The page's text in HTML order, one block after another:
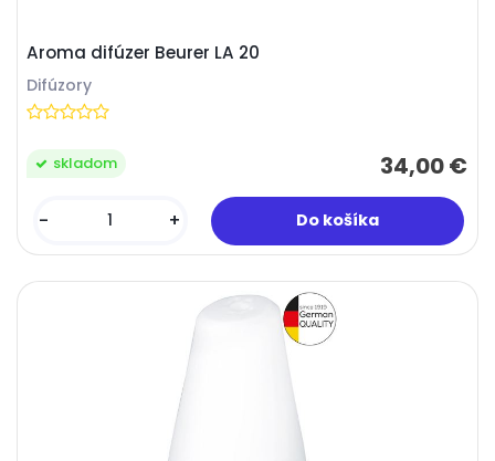
Aroma difúzer Beurer LA 20
Difúzory
34,00 €
skladom
- +